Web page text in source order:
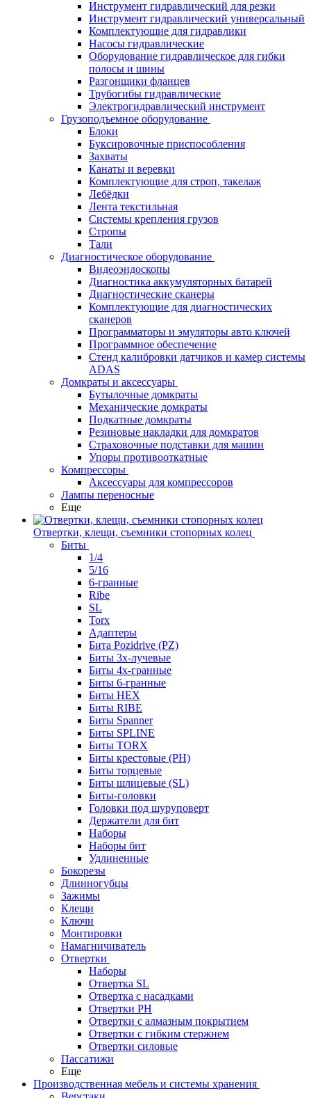
Инструмент гидравлический для резки
Инструмент гидравлический универсальный
Комплектующие для гидравлики
Насосы гидравлические
Оборудование гидравлическое для гибки
полосы и шины
Разгонщики фланцев
Трубогибы гидравлические
Электрогидравлический инструмент
Грузоподъемное оборудование
Блоки
Буксировочные приспособления
Захваты
Канаты и веревки
Комплектующие для строп, такелаж
Лебёдки
Лента текстильная
Системы крепления грузов
Стропы
Тали
Диагностическое оборудование
Видеоэндоскопы
Диагностика аккумуляторных батарей
Диагностические сканеры
Комплектующие для диагностических
сканеров
Программаторы и эмуляторы авто ключей
Программное обеспечение
Стенд калибровки датчиков и камер системы
ADAS
Домкраты и аксессуары
Бутылочные домкраты
Механические домкраты
Подкатные домкраты
Резиновые накладки для домкратов
Страховочные подставки для машин
Упоры противооткатные
Компрессоры
Аксессуары для компрессоров
Лампы переносные
Еще
Отвертки, клещи, съемники стопорных колец
Биты
1/4
5/16
6-гранные
Ribe
SL
Torx
Адаптеры
Бита Pozidrive (PZ)
Биты 3х-лучевые
Биты 4х-гранные
Биты 6-гранные
Биты HEX
Биты RIBE
Биты Spanner
Биты SPLINE
Биты TORX
Биты крестовые (PH)
Биты торцевые
Биты шлицевые (SL)
Биты-головки
Головки под шуруповерт
Держатели для бит
Наборы
Наборы бит
Удлиненные
Бокорезы
Длинногубцы
Зажимы
Клещи
Ключи
Монтировки
Намагничиватель
Отвертки
Наборы
Отвертка SL
Отвертка с насадками
Отвертки PH
Отвертки с алмазным покрытием
Отвертки с гибким стержнем
Отвертки силовые
Пассатижи
Еще
Производственная мебель и системы хранения